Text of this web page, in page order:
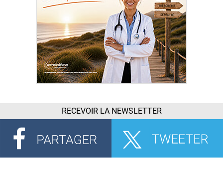
RECEVOIR LA NEWSLETTER